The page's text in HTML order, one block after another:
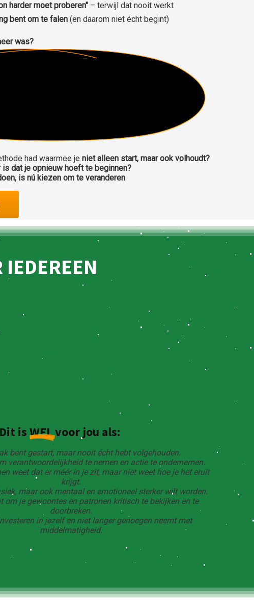
harder moet proberen" – terwijl dat nooit werkt
bent om te falen (en daarom niet écht begint)
was?
had waarmee je niet alleen start, maar ook volhoudt?
dat je opnieuw hoeft te beginnen?
is nú kiezen om te veranderen
Dit isWELvoor jou als:
bent gestart, maar nooit écht hebt volgehouden.
verantwoordelijkheid te nemen en actie te ondernemen.
weet dat er méér in je zit, maar niet weet hoe je het eruit
krijgt.
maar ook mentaal en emotioneel sterker wilt worden.
om je gewoontes en patronen kritisch te bekijken en te
doorbreken.
in jezelf en niet langer genoegen neemt met
middelmatigheid.